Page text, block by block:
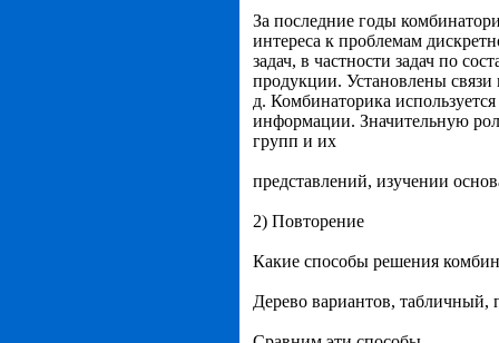
За последние годы
интереса к проблемам
задач, в частности задач по
продукции. Установлены
д. Комбинаторика
информации. Значительную
групп и их
представлений, изучении
2) Повторение
Какие способы решения
Дерево вариантов, табличный,